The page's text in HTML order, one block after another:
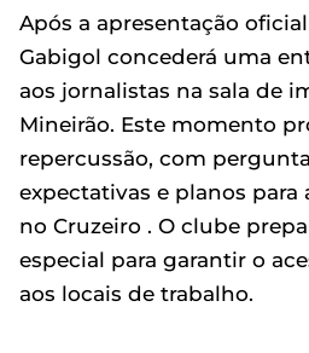
Após a apresentação
Gabigol concederá uma
aos jornalistas na sala de
Mineirão. Este momento
repercussão, com
expectativas e planos para
no Cruzeiro . O clube
especial para garantir o
aos locais de trabalho.